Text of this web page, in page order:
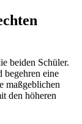
beiden Schüler.
begehren eine
maßgeblichen
den höheren